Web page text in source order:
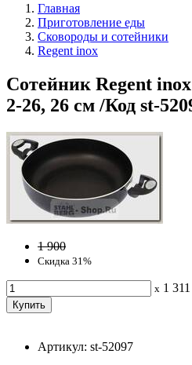
Главная
Приготовление еды
Сковороды и сотейники
Regent inox
Сотейник Regent
2-26, 26 см /Код st-
1 900
Скидка 31%
x 1 311
Артикул: st-52097